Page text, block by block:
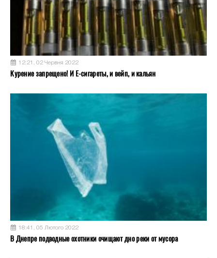
12:21, 02 Червня 2022
Курение запрещено! И Е-сигареты, и вейп, и кальян
18:41, 05 Лютого 2022
В Днепре подводные охотники очищают дно реки от мусора